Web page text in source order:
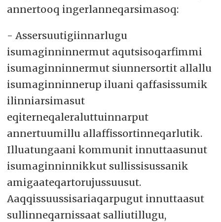
annertooq ingerlanneqarsimasoq:
- Assersuutigiinnarlugu
isumaginninnermut aqutsisoqarfimmi
isumaginninnermut siunnersortit allallu
isumaginninnerup iluani qaffasissumik
ilinniarsimasut
eqiterneqaleraluttuinnarput
annertuumillu allaffissortinneqarlutik.
Illuatungaani kommunit innuttaasunut
isumaginninnikkut sullissisussanik
amigaateqartorujussuusut.
Aaqqissuussisariaqarpugut innuttaasut
sullinneqarnissaat salliutillugu,